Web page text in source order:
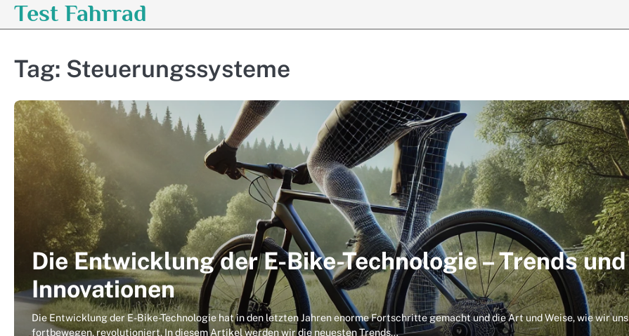
SkipTest Fahrrad
Tag: Steuerungssysteme
Die Entwicklung der E-Bike-Technologie – Trends und
Innovationen
Die Entwicklung der E-Bike-Technologie hat in den letzten Jahren enorme Fortschritte gemacht und die Art und Weise, wie wir uns
fortbewegen, revolutioniert. In diesem Artikel werden wir die neuesten Trends…